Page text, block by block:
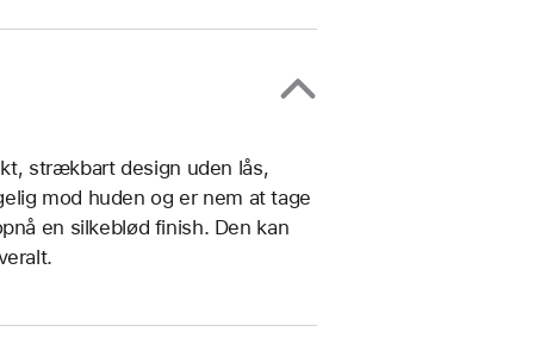
strækbart design uden lås,
mod huden og er nem at tage
en silkeblød finish. Den kan